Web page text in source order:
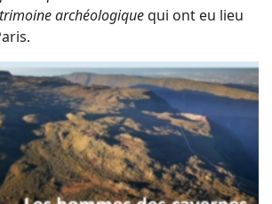
archéologiquequi ont eu lieu